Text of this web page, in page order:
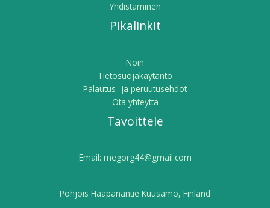
Yhdistäminen
Pikalinkit
Noin
Tietosuojakäytäntö
Palautus- ja peruutusehdot
Ota yhteyttä
Tavoittele
Email: megorg44@gmail.com
Pohjois Haapanantie Kuusamo, Finland